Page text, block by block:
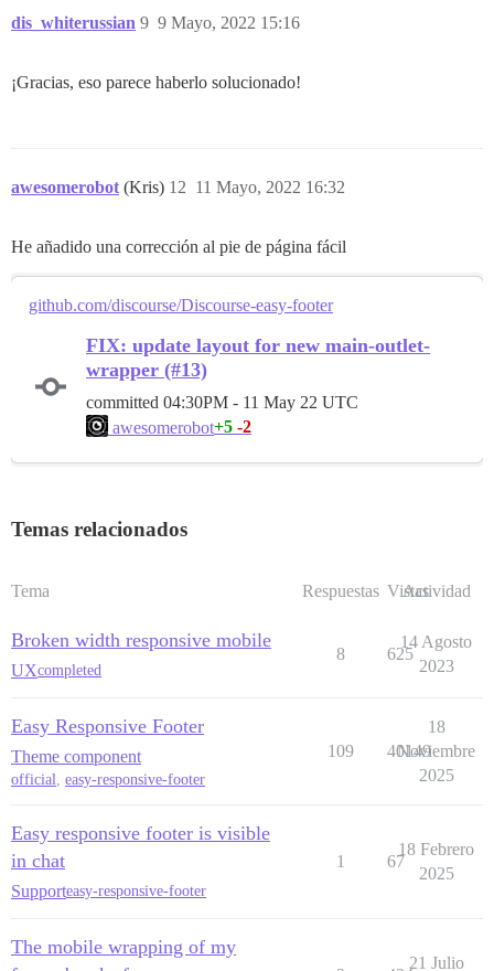
dis_whiterussian 9 Mayo, 2022 15:16
9
¡Gracias, eso parece haberlo solucionado!
awesomerobot (Kris) 11 Mayo, 2022 16:32
12
He añadido una corrección al pie de página fácil
github.com/discourse/Discourse-easy-footer
FIX: update layout for new main-outlet-
wrapper (#13)
committed 04:30PM - 11 May 22 UTC
awesomerobot+5 -2
Temas relacionados
Tema Respuestas Vistas
Actividad
Broken width responsive mobile
UXcompleted
8 625
14 Agosto
2023
Easy Responsive Footer
Theme component
official easy-responsive-footer
109 40149
18
Noviembre
2025
Easy responsive footer is visible
in chat
Supporteasy-responsive-footer
1 67
18 Febrero
2025
The mobile wrapping of my
21 Julio